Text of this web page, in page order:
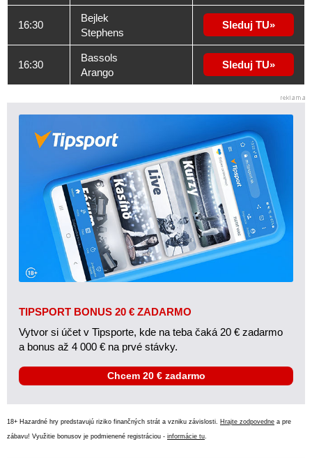
16:30
Bejlek
Stephens
Sleduj TU
16:30
Bassols
Arango
Sleduj TU
TIPSPORT BONUS 20 € ZADARMO
Vytvor si účet v Tipsporte, kde na teba čaká 20 € zadarmo
a bonus až 4 000 € na prvé stávky.
Chcem 20 € zadarmo
18+ Hazardné hry predstavujú riziko finančných strát a vzniku závislosti. Hrajte zodpovedne a pre
zábavu! Využitie bonusov je podmienené registráciou - informácie tu.